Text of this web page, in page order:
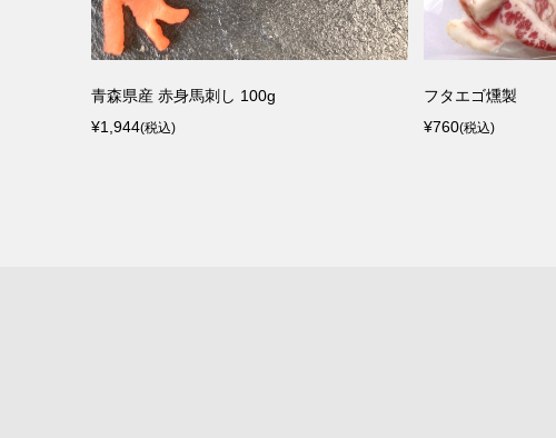
青森県産 赤身馬刺し 100g
¥1,944(税込)
フタエゴ燻製
¥760(税込)